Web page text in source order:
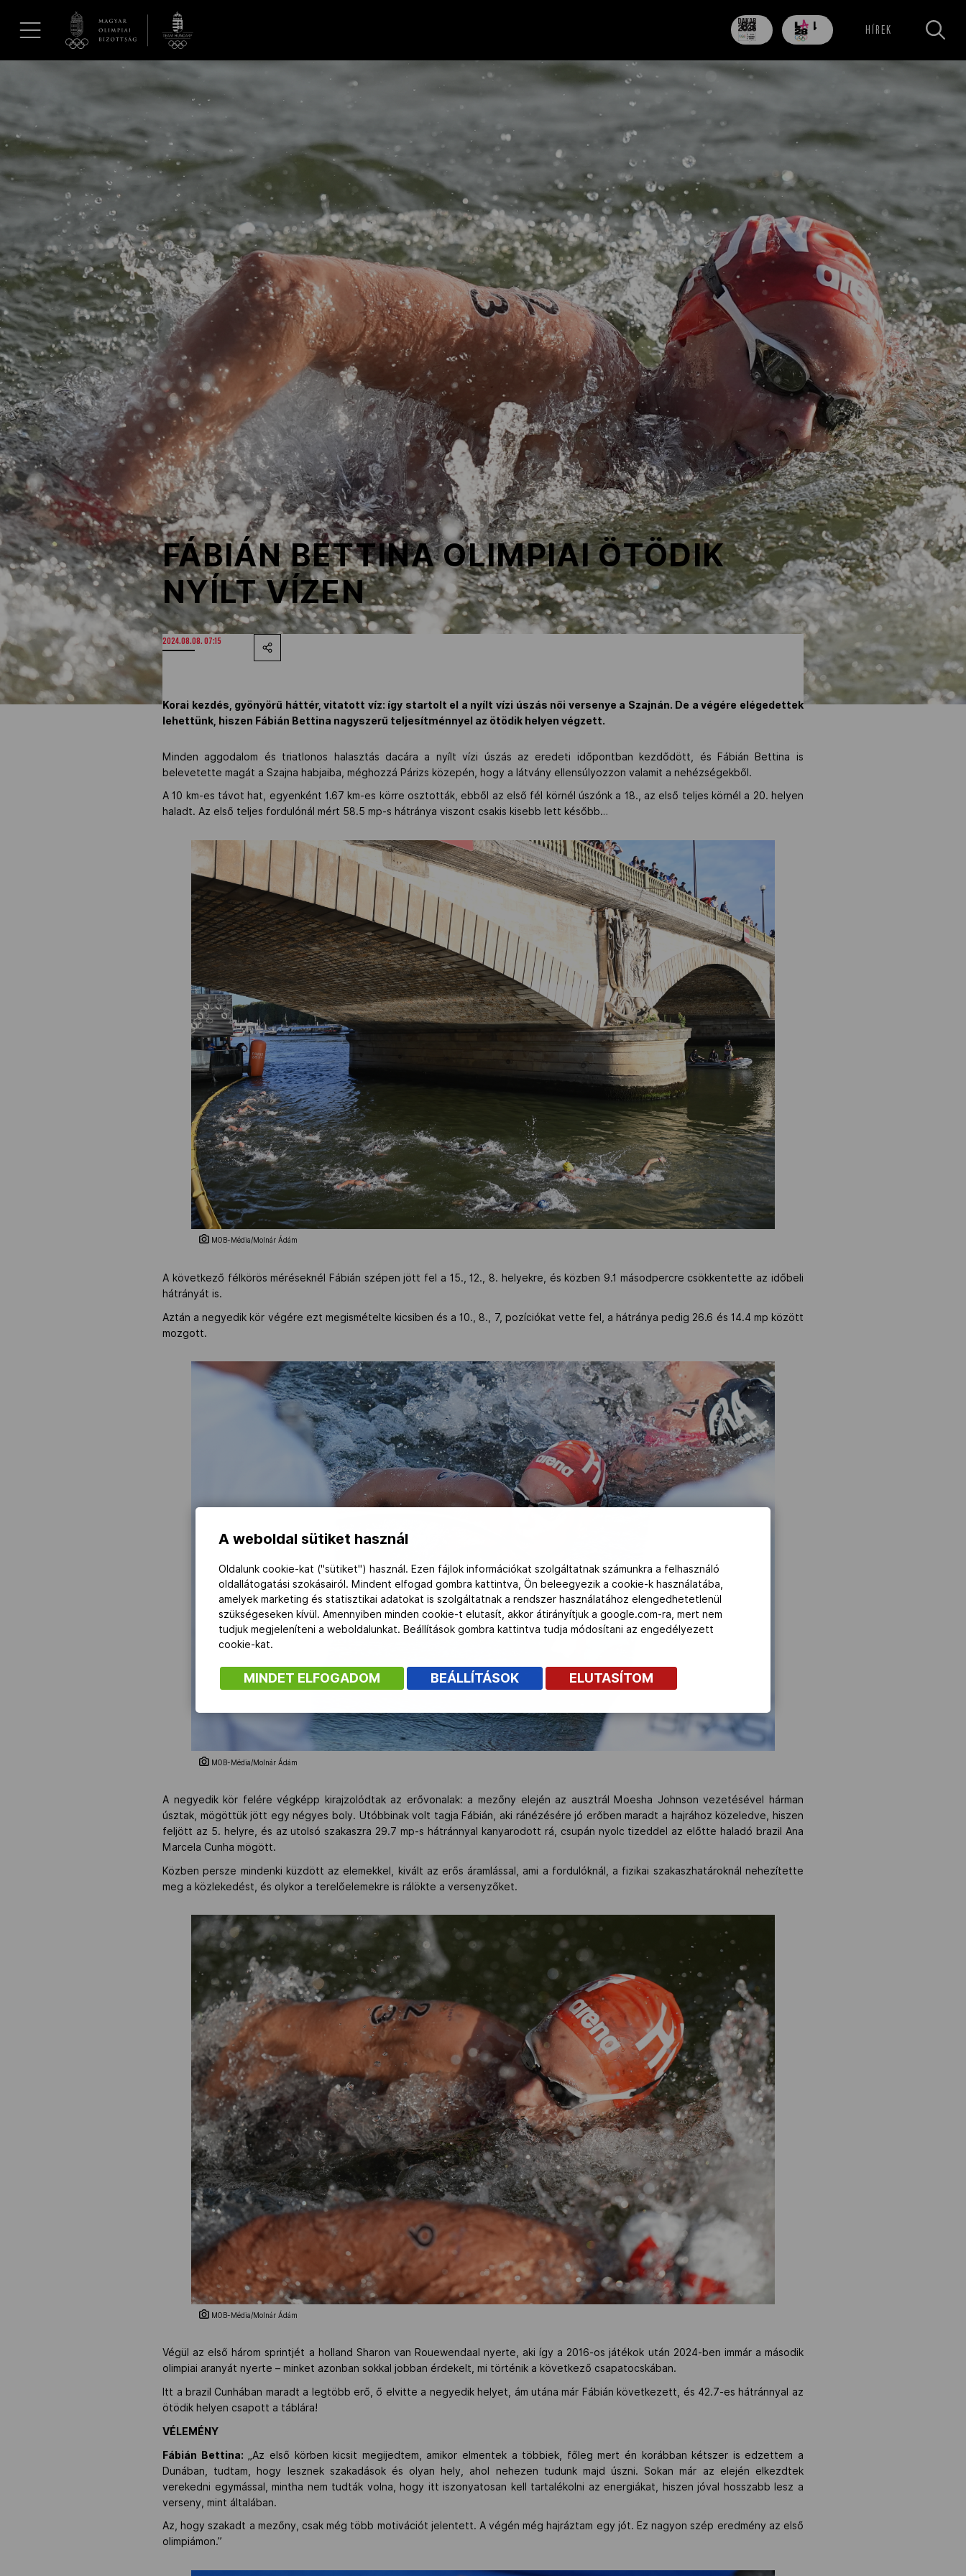
Hírek
Galéria
Dakar 2026
Los Angeles 2028
MOB
Kettőskarrier-program
NOB
Társszervezetek
OVEP
Adatbank
83
nap
704
nap HÍREK
FÁBIÁN BETTINA OLIMPIAI ÖTÖDIK
NYÍLT VÍZEN
2024.08.08. 07:15
Korai kezdés, gyönyörű háttér, vitatott víz: így startolt el a nyílt vízi úszás női versenye a Szajnán. De a végére elégedettek
lehettünk, hiszen Fábián Bettina nagyszerű teljesítménnyel az ötödik helyen végzett.
Minden aggodalom és triatlonos halasztás dacára a nyílt vízi úszás az eredeti időpontban kezdődött, és Fábián Bettina is
belevetette magát a Szajna habjaiba, méghozzá Párizs közepén, hogy a látvány ellensúlyozzon valamit a nehézségekből.
A 10 km-es távot hat, egyenként 1.67 km-es körre osztották, ebből az első fél körnél úszónk a 18., az első teljes körnél a 20. helyen
haladt. Az első teljes fordulónál mért 58.5 mp-s hátránya viszont csakis kisebb lett később…
MOB-Média/Molnár Ádám
A következő félkörös méréseknél Fábián szépen jött fel a 15., 12., 8. helyekre, és közben 9.1 másodpercre csökkentette az időbeli
hátrányát is.
Aztán a negyedik kör végére ezt megismételte kicsiben és a 10., 8., 7, pozíciókat vette fel, a hátránya pedig 26.6 és 14.4 mp között
mozgott.
MOB-Média/Molnár Ádám
A negyedik kör felére végképp kirajzolódtak az erővonalak: a mezőny elején az ausztrál Moesha Johnson vezetésével hárman
úsztak, mögöttük jött egy négyes boly. Utóbbinak volt tagja Fábián, aki ránézésére jó erőben maradt a hajrához közeledve, hiszen
feljött az 5. helyre, és az utolsó szakaszra 29.7 mp-s hátránnyal kanyarodott rá, csupán nyolc tizeddel az előtte haladó brazil Ana
Marcela Cunha mögött.
Közben persze mindenki küzdött az elemekkel, kivált az erős áramlással, ami a fordulóknál, a fizikai szakaszhatároknál nehezítette
meg a közlekedést, és olykor a terelőelemekre is rálökte a versenyzőket.
MOB-Média/Molnár Ádám
Végül az első három sprintjét a holland Sharon van Rouewendaal nyerte, aki így a 2016-os játékok után 2024-ben immár a második
olimpiai aranyát nyerte – minket azonban sokkal jobban érdekelt, mi történik a következő csapatocskában.
Itt a brazil Cunhában maradt a legtöbb erő, ő elvitte a negyedik helyet, ám utána már Fábián következett, és 42.7-es hátránnyal az
ötödik helyen csapott a táblára!
VÉLEMÉNY
Fábián Bettina: „Az első körben kicsit megijedtem, amikor elmentek a többiek, főleg mert én korábban kétszer is edzettem a
Dunában, tudtam, hogy lesznek szakadások és olyan hely, ahol nehezen tudunk majd úszni. Sokan már az elején elkezdtek
verekedni egymással, mintha nem tudták volna, hogy itt iszonyatosan kell tartalékolni az energiákat, hiszen jóval hosszabb lesz a
verseny, mint általában.
Az, hogy szakadt a mezőny, csak még több motivációt jelentett. A végén még hajráztam egy jót. Ez nagyon szép eredmény az első
olimpiámon.”
A weboldal sütiket használ
Oldalunk cookie-kat ("sütiket") használ. Ezen fájlok információkat szolgáltatnak számunkra a felhasználó
oldallátogatási szokásairól. Mindent elfogad gombra kattintva, Ön beleegyezik a cookie-k használatába,
amelyek marketing és statisztikai adatokat is szolgáltatnak a rendszer használatához elengedhetetlenül
szükségeseken kívül. Amennyiben minden cookie-t elutasít, akkor átirányítjuk a google.com-ra, mert nem
tudjuk megjeleníteni a weboldalunkat. Beállítások gombra kattintva tudja módosítani az engedélyezett
cookie-kat.
MINDET ELFOGADOM BEÁLLÍTÁSOK ELUTASÍTOM